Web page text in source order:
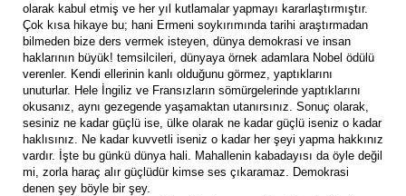
olarak kabul etmiş ve her yıl kutlamalar yapmayı kararlaştırmıştır.
Çok kısa hikaye bu; hani Ermeni soykırımında tarihi araştırmadan
bilmeden bize ders vermek isteyen, dünya demokrasi ve insan
haklarının büyük! temsilcileri, dünyaya örnek adamlara Nobel ödülü
verenler. Kendi ellerinin kanlı olduğunu görmez, yaptıklarını
unuturlar. Hele İngiliz ve Fransızların sömürgelerinde yaptıklarını
okusanız, aynı gezegende yaşamaktan utanırsınız. Sonuç olarak,
sesiniz ne kadar güçlü ise, ülke olarak ne kadar güçlü iseniz o kadar
haklısınız. Ne kadar kuvvetli iseniz o kadar her şeyi yapma hakkınız
vardır. İşte bu günkü dünya hali. Mahallenin kabadayısı da öyle değil
mi, zorla haraç alır güçlüdür kimse ses çıkaramaz. Demokrasi
denen şey böyle bir şey.